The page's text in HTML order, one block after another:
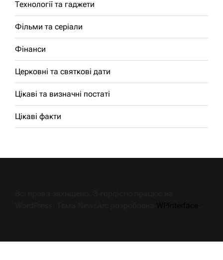
Технології та гаджети
Фільми та серіали
Фінанси
Церковні та святкові дати
Цікаві та визначні постаті
Цікаві факти